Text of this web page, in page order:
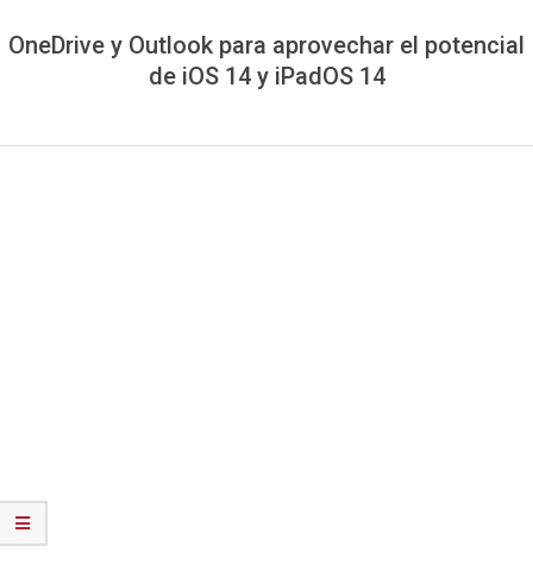
OneDrive y Outlook para aprovechar el potencial
de iOS 14 y iPadOS 14